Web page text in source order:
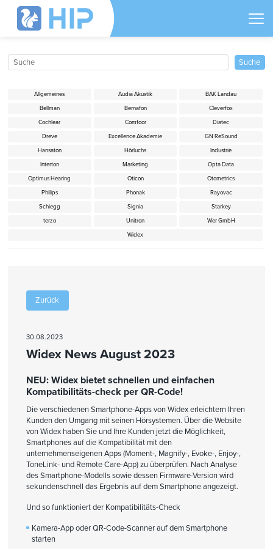
Zurück
30.08.2023
Widex News August 2023
NEU: Widex bietet schnellen und einfachen
Kompatibilitäts-check per QR-Code!
Die verschiedenen Smartphone-Apps von Widex erleichtern Ihren
Kunden den Umgang mit seinen Hörsystemen. Über die Website
von Widex haben Sie und Ihre Kunden jetzt die Möglichkeit,
Smartphones auf die Kompatibilität mit den
unternehmenseigenen Apps (Moment-, Magnify-, Evoke-, Enjoy-,
ToneLink- und Remote Care-App) zu überprüfen. Nach Analyse
des Smartphone-Modells sowie dessen Firmware-Version wird
sekundenschnell das Ergebnis auf dem Smartphone angezeigt.
Und so funktioniert der Kompatibilitäts-Check
Kamera-App oder QR-Code-Scanner auf dem Smartphone
starten
Allgemeines Audia Akustik
BAK Landau
Bellman
Bernafon
Cleverfox
Cochlear
Comfoor
Diatec
Dreve
Excellence Akademie
GN ReSound
Hansaton
Hörluchs
Industrie
Interton
Marketing
Opta Data
Optimus Hearing
Oticon
Otometrics
Philips
Phonak
Rayovac
Schiegg
Signia
Starkey
terzo
Unitron
Wer GmbH
Widex